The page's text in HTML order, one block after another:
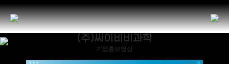
(주)씨이비비과학
기업홍보영상